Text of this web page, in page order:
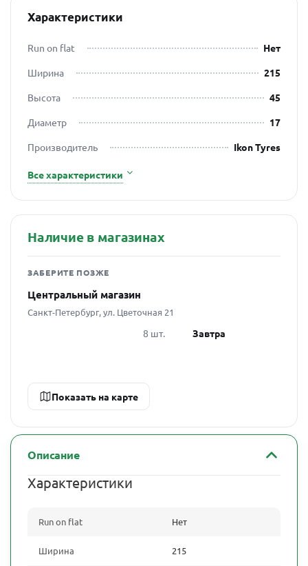
Характеристики
Run on flat
Нет
Ширина
215
Высота
45
Диаметр
17
Производитель
Ikon Tyres
Все характеристики
Наличие в магазинах
ЗАБЕРИТЕ ПОЗЖЕ
Центральный магазин
Санкт-Петербург, ул. Цветочная 21
8 шт. Завтра
Показать на карте
Описание
Характеристики
Run on flat Нет
Ширина 215